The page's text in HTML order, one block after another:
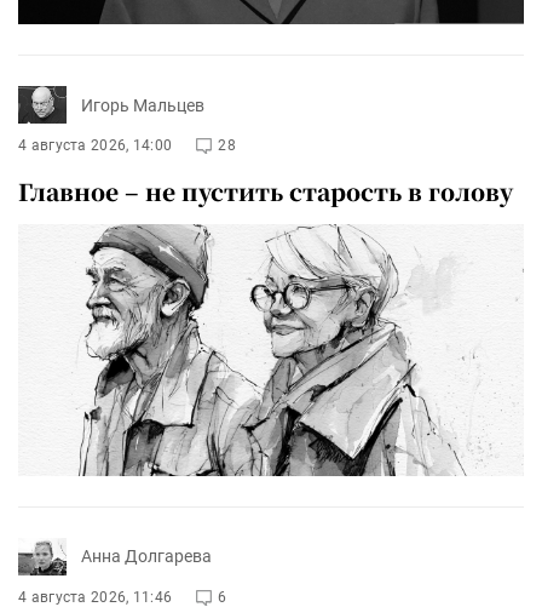
Игорь Мальцев
4 августа 2026, 14:00 28
Главное – не пустить старость в голову
Анна Долгарева
4 августа 2026, 11:46 6